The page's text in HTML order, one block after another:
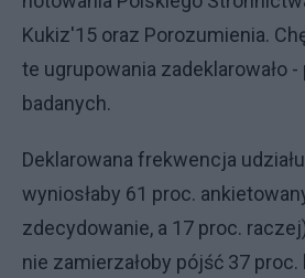
Kukiz'15 oraz Porozumienia.
te ugrupowania zadeklarowało -
badanych.
Deklarowana frekwencja
wyniosłaby 61 proc.
zdecydowanie, a 17 proc.
nie zamierzałoby pójść 37